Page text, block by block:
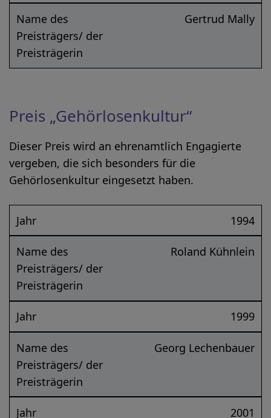
Name des
Preisträgers/ der
Preisträgerin
Gertrud Mally
Preis „Gehörlosenkultur“
Dieser Preis wird an ehrenamtlich Engagierte
vergeben, die sich besonders für die
Gehörlosenkultur eingesetzt haben.
Jahr 1994
Name des
Preisträgers/ der
Preisträgerin
Roland Kühnlein
Jahr 1999
Name des
Preisträgers/ der
Preisträgerin
Georg Lechenbauer
Jahr 2001